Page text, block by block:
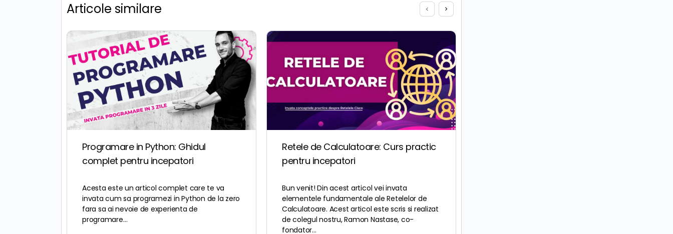
Articole similare
Programare in Python: Ghidul
complet pentru incepatori
Acesta este un articol complet care te va
invata cum sa programezi in Python de la zero
fara sa ai nevoie de experienta de
programare…
Retele de Calculatoare: Curs practic
pentru incepatori
Bun venit! Din acest articol vei invata
elementele fundamentale ale Retelelor de
Calculatoare. Acest articol este scris si realizat
de colegul nostru, Ramon Nastase, co-
fondator…